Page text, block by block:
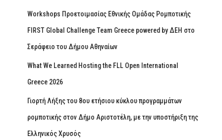
Workshops Προετοιμασίας Εθνικής Ομάδας Ρομποτικής
FIRST Global Challenge Team Greece powered by ΔΕΗ στο
Σεράφειο του Δήμου Αθηναίων
What We Learned Hosting the FLL Open International
Greece 2026
Γιορτή Λήξης του 8ου ετήσιου κύκλου προγραμμάτων
ρομποτικής στον Δήμο Αριστοτέλη, με την υποστήριξη της
Ελληνικός Χρυσός